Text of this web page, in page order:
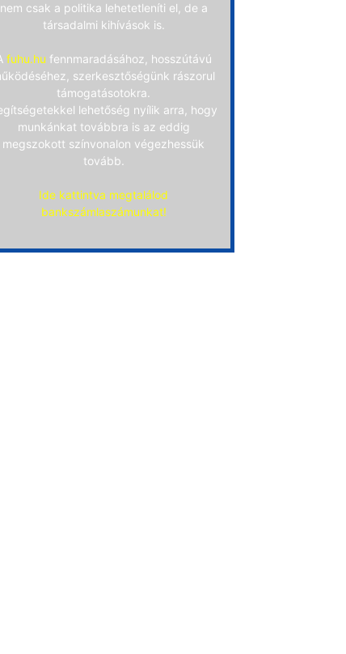
nem csak a politika lehetetleníti el, de a
társadalmi kihívások is.
fuhu.hu fennmaradásához, hosszútávú
szerkesztőségünk rászorul
támogatásotokra.
lehetőség nyílik arra, hogy
munkánkat továbbra is az eddig
megszokott színvonalon végezhessük
tovább.
Ide kattintva megtalálod
bankszámlaszámunkat!